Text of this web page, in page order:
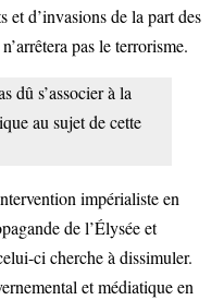
et d’invasions de la part des
pas le terrorisme.
dû s’associer à la
au sujet de cette
impérialiste en
de l’Élysée et
ci cherche à dissimuler.
et médiatique en